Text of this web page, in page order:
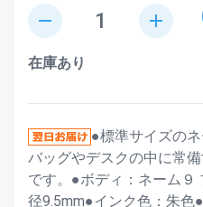
remove add
在庫あり
●標準サイズのネ
バッグやデスクの中に常
です。●ボディ：ネーム９
径9.5mm●インク色：朱色